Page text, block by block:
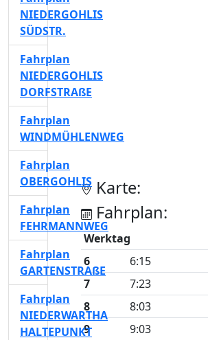
Karte:
Fahrplan:
Werktag
6
6:15
7
7:23
8
8:03
9
9:03
NIEDERGOHLIS
SÜDSTR.
Fahrplan
NIEDERGOHLIS
DORFSTRAßE
Fahrplan
WINDMÜHLENWEG
Fahrplan
OBERGOHLIS
Fahrplan
FEHRMANNWEG
Fahrplan
GARTENSTRAßE
Fahrplan
NIEDERWARTHA
HALTEPUNKT